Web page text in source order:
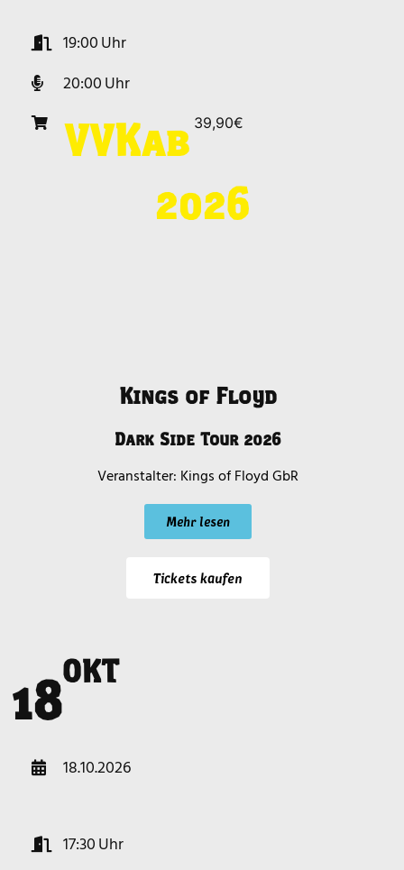
19:00
20:00
VVKab 39,90€
Kings of Floyd
Dark Side Tour 2026
Kings of Floyd GbR
Mehr lesen
Tickets kaufen
2026
18OKT
18.10.2026
17:30